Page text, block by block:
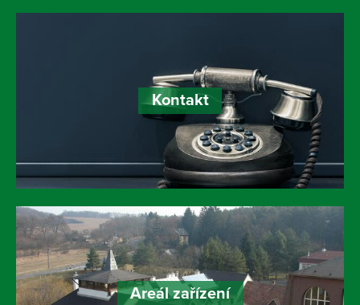
Kontakt
Areál zařízení